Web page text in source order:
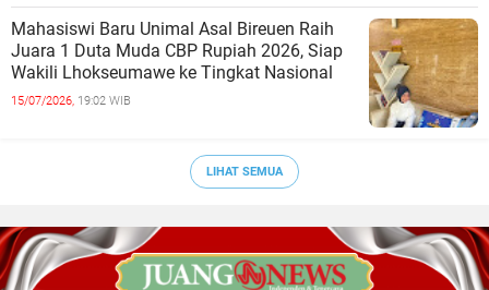
Mahasiswi Baru Unimal Asal Bireuen Raih
Juara 1 Duta Muda CBP Rupiah 2026, Siap
Wakili Lhokseumawe ke Tingkat Nasional
15/07/2026, 19:02 WIB
LIHAT SEMUA